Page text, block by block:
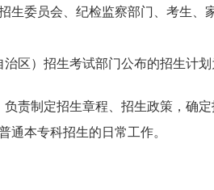
生委员会、纪检监察部门、考生、
区）招生考试部门公布的招生计划
责制定招生章程、招生政策，确
本专科招生的日常工作。